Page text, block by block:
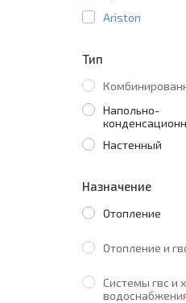
Ariston
Тип
Напольно-
Настенный
Назначение
Отопление
Отопление и
Системы гвс и